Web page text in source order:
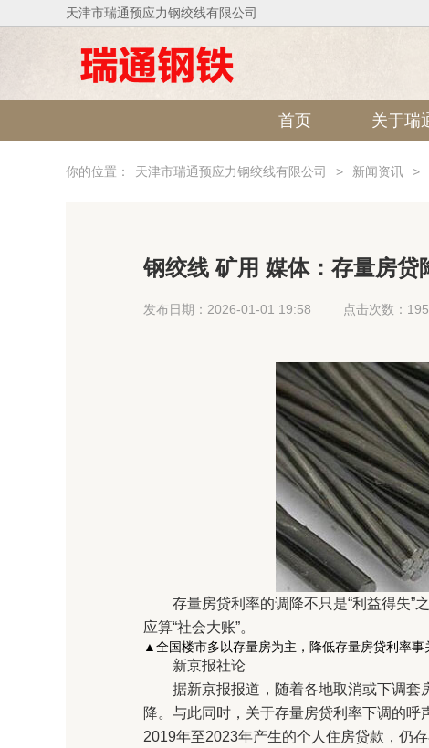
天津市瑞通预应力钢绞线有限公司
首页 关于瑞
你的位置： 天津市瑞通预应力钢绞线有限公司 > 新闻资讯 >
钢绞线 矿用 媒体：存量房贷
发布日期：2026-01-01 19:58 点击次数：195
存量房贷利率的调降不只是“利益得失”
应算“社会大账”。
▲全国楼市多以存量房为主，降低存量房贷利率
新京报社论
据新京报报道，随着各地取消或下调套
降。与此同时，关于存量房贷利率下调的
2019年至2023年产生的个人住房贷款，仍存